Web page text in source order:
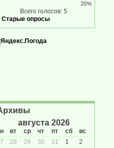
20%
Всего голосов: 5
Старые опросы
августа 2026
вт ср чт пт сб
вс
28 29 30 31 1
2